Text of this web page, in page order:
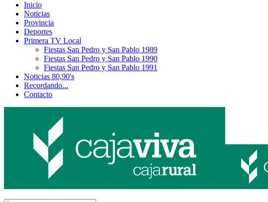
Inicio
Noticias
Provincia
Deportes
Primera TV Local
Fiestas San Pedro y San Pablo 1989
Fiestas San Pedro y San Pablo 1990
Fiestas San Pedro y San Pablo 1991
Noticias 80,90's
Recordando...
Contacto